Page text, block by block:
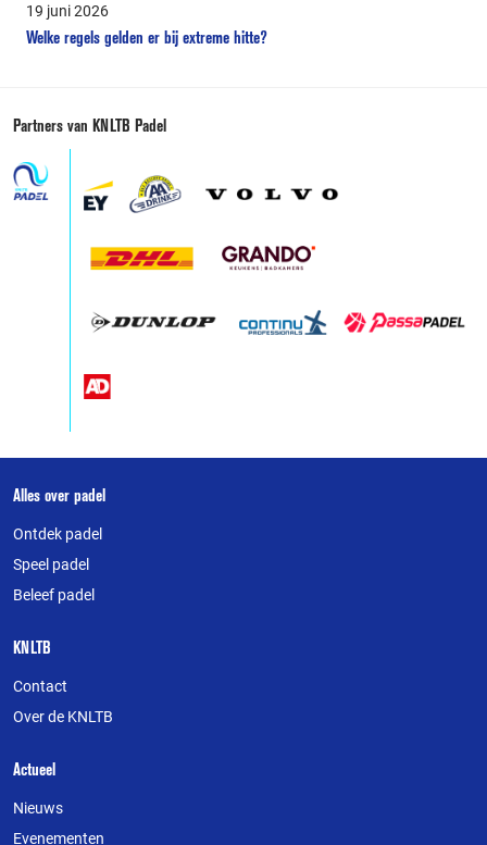
19 juni 2026
Welke regels gelden er bij extreme hitte?
Partners van KNLTB Padel
Over
deze
website
Alles over padel
Ontdek padel
Speel padel
Beleef padel
KNLTB
Contact
Over de KNLTB
Actueel
Nieuws
Evenementen